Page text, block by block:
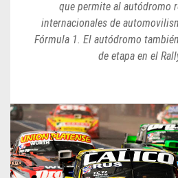
que permite al autódromo
internacionales de
Fórmula 1. El autódromo
de etapa en el